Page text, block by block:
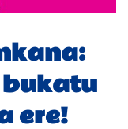
bukatu
ere!